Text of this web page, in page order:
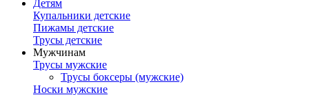
Детям
Купальники детские
Пижамы детские
Трусы детские
Мужчинам
Трусы мужские
Трусы боксеры (мужские)
Носки мужские